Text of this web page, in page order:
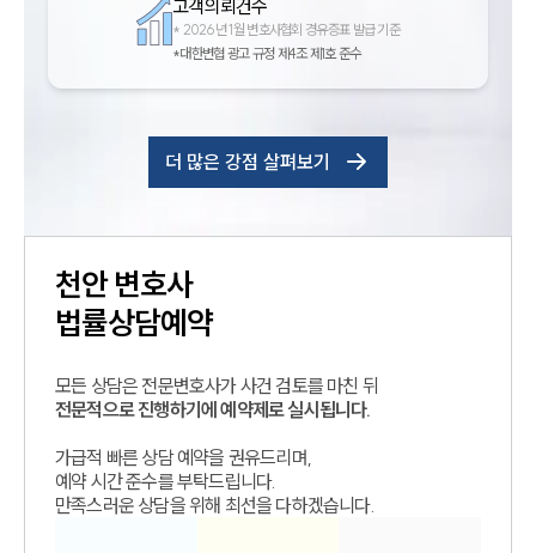
고객의뢰건수
* 2026년 1월 변호사협회 경유증표 발급 기준
*대한변협 광고 규정 제4조 제1호 준수
더 많은 강점 살펴보기
천안변호사
법률상담예약
모든 상담은 전문변호사가 사건 검토를 마친 뒤
전문적으로 진행하기에 예약제로 실시됩니다.
가급적 빠른 상담 예약을 권유드리며,
예약 시간 준수를 부탁드립니다.
만족스러운 상담을 위해 최선을 다하겠습니다.